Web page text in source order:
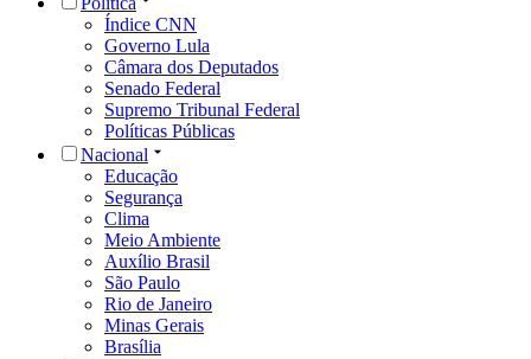
Índice CNN
Governo Lula
Câmara dos Deputados
Senado Federal
Supremo Tribunal Federal
Políticas Públicas
Nacional
Educação
Segurança
Clima
Meio Ambiente
Auxílio Brasil
São Paulo
Rio de Janeiro
Minas Gerais
Brasília